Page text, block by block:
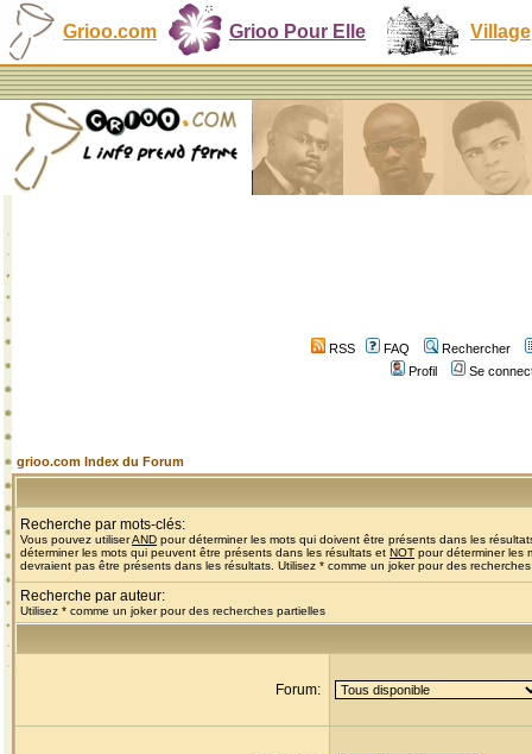
Grioo.com Grioo Pour Elle Village
RSS FAQ
Rechercher
Profil
Se
grioo.com Index du Forum
Recherche par mots-clés:
Vous pouvez utiliserAND pour déterminer les mots qui doivent être présents dans les
déterminer les mots qui peuvent être présents dans les résultats et NOT pour déterminer les
devraient pas être présents dans les résultats. Utilisez * comme un joker pour des
Recherche par auteur:
Utilisez * comme un joker pour des recherches partielles
Forum: